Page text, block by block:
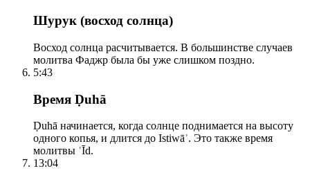
Шурук (восход солнца)
Восход солнца расчитывается. В большинстве случаев
молитва Фаджр была бы уже слишком поздно.
5:43
Время Ḍuhā
Ḍuhā начинается, когда солнце поднимается на высоту
одного копья, и длится до Istiwāʾ. Это также время
молитвы ʿĪd.
13:04